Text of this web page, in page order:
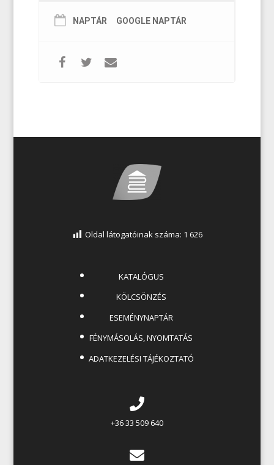
NAPTÁR GOOGLE NAPTÁR
Oldal látogatóinak száma: 1 626
KATALÓGUS
KÖLCSÖNZÉS
ESEMÉNYNAPTÁR
FÉNYMÁSOLÁS, NYOMTATÁS
ADATKEZELÉSI TÁJÉKOZTATÓ
+36 33 509 640